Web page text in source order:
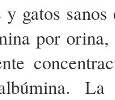
gatos
por
La